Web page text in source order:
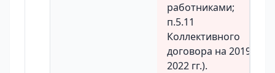
работниками;
п.5.11
Коллективного
договора на 2019-
2022 гг.).